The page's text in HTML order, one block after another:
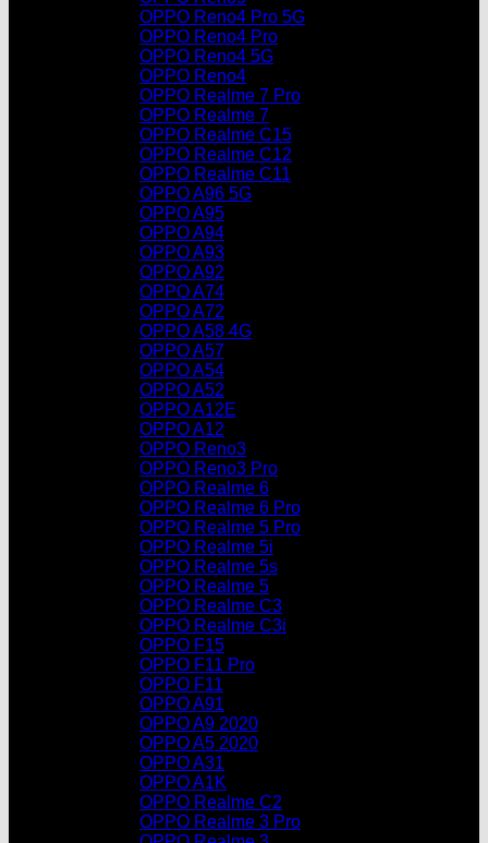
OPPO Reno4 Pro 5G
OPPO Reno4 Pro
OPPO Reno4 5G
OPPO Reno4
OPPO Realme 7 Pro
OPPO Realme 7
OPPO Realme C15
OPPO Realme C12
OPPO Realme C11
OPPO A96 5G
OPPO A95
OPPO A94
OPPO A93
OPPO A92
OPPO A74
OPPO A72
OPPO A58 4G
OPPO A57
OPPO A54
OPPO A52
OPPO A12E
OPPO A12
OPPO Reno3
OPPO Reno3 Pro
OPPO Realme 6
OPPO Realme 6 Pro
OPPO Realme 5 Pro
OPPO Realme 5i
OPPO Realme 5s
OPPO Realme 5
OPPO Realme C3
OPPO Realme C3i
OPPO F15
OPPO F11 Pro
OPPO F11
OPPO A91
OPPO A9 2020
OPPO A5 2020
OPPO A31
OPPO A1K
OPPO Realme C2
OPPO Realme 3 Pro